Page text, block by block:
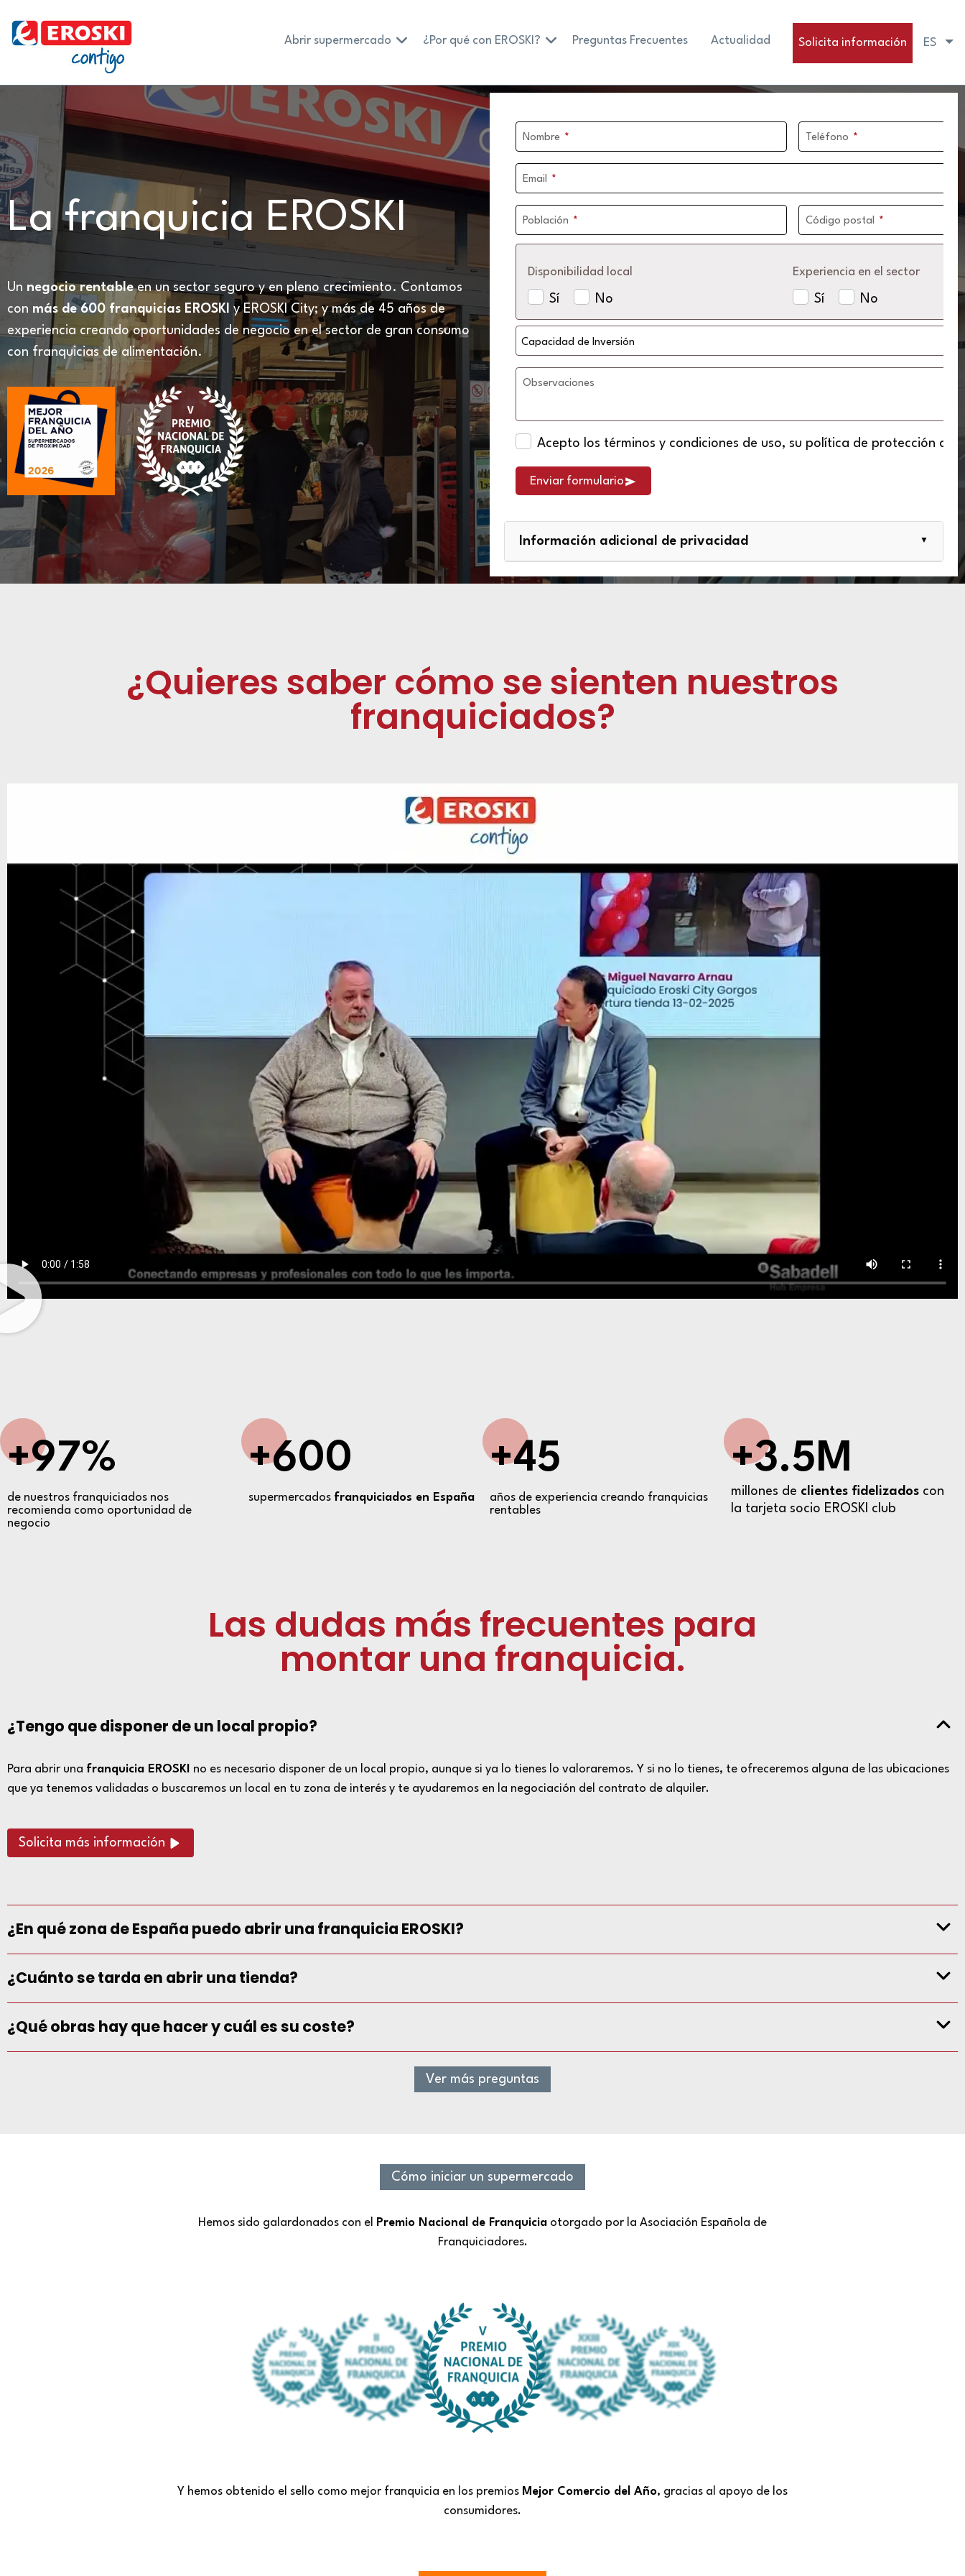
Abrir supermercado ¿Por qué con EROSKI? Preguntas Frecuentes Actualidad Solicita información ES
La franquicia EROSKI
Un negocio rentableen un sector seguro y en pleno crecimiento. Contamos
con más de 600 franquicias EROSKI y EROSKI City; y más de 45 años de
experiencia creando oportunidades de negocio en el sector de gran consumo
con franquicias de alimentación.
Nombre * Teléfono *
Email *
Población * Código postal *
Disponibilidad local
Sí No
Experiencia en el sector
Sí No
Observaciones
Acepto los términos y condiciones de uso, su política de protección de
Enviar formulario
Información adicional de privacidad ▼
¿Quieres saber cómo se sienten nuestros
franquiciados?
+97%
de nuestros franquiciados nos
recomienda como oportunidad de
negocio
+600
supermercados franquiciados en España
+45
años de experiencia creando franquicias
rentables
+3.5M
millones de clientes fidelizados con
la tarjeta socio EROSKI club
Las dudas más frecuentes para
montar una franquicia.
¿Tengo que disponer de un local propio?
Para abrir una franquicia EROSKI no es necesario disponer de un local propio, aunque si ya lo tienes lo valoraremos. Y si no lo tienes, te ofreceremos alguna de las ubicaciones
que ya tenemos validadas o buscaremos un local en tu zona de interés y te ayudaremos en la negociación del contrato de alquiler.
Solicita más información
¿En qué zona de España puedo abrir una franquicia EROSKI?
¿Cuánto se tarda en abrir una tienda?
¿Qué obras hay que hacer y cuál es su coste?
Ver más preguntas
Cómo iniciar un supermercado
Hemos sido galardonados con el Premio Nacional de Franquicia otorgado por la Asociación Española de
Franquiciadores.
Y hemos obtenido el sello como mejor franquicia en los premios Mejor Comercio del Año, gracias al apoyo de los
consumidores.